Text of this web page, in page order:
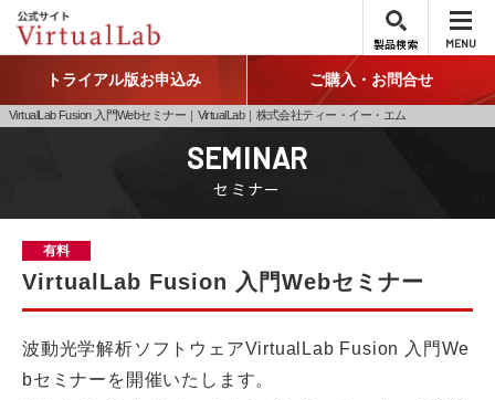
製品検索 MENU
トライアル版お申込み ご購入・お問合せ
VirtualLab Fusion 入門Webセミナー｜VirtualLab｜株式会社ティー・イー・エム
SEMINAR
セミナー
有料
VirtualLab Fusion 入門Webセミナー
波動光学解析ソフトウェアVirtualLab Fusion 入門We
bセミナーを開催いたします。